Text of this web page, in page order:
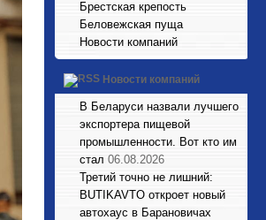
Брестская крепость
Беловежская пуща
Новости компаний
Новости компаний
В Беларуси назвали лучшего
экспортера пищевой
промышленности. Вот кто им
стал 06.08.2026
Третий точно не лишний:
BUTIKAVTO откроет новый
автохаус в Барановичах